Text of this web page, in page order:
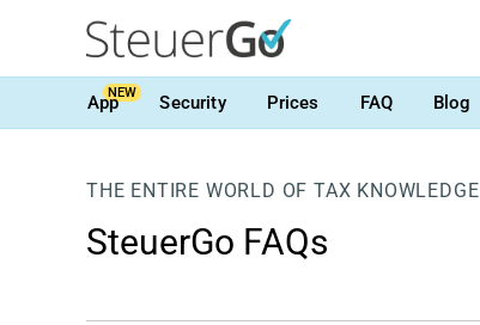
AppNEW Security Prices FAQ Blog
THE ENTIRE WORLD OF TAX KNOWLEDGE
SteuerGo FAQs